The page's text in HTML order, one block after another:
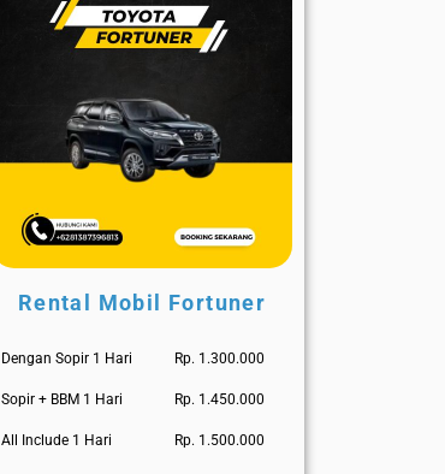
Rental Mobil Fortuner
Dengan Sopir 1 Hari Rp. 1.300.000
Sopir + BBM 1 Hari Rp. 1.450.000
All Include 1 Hari Rp. 1.500.000